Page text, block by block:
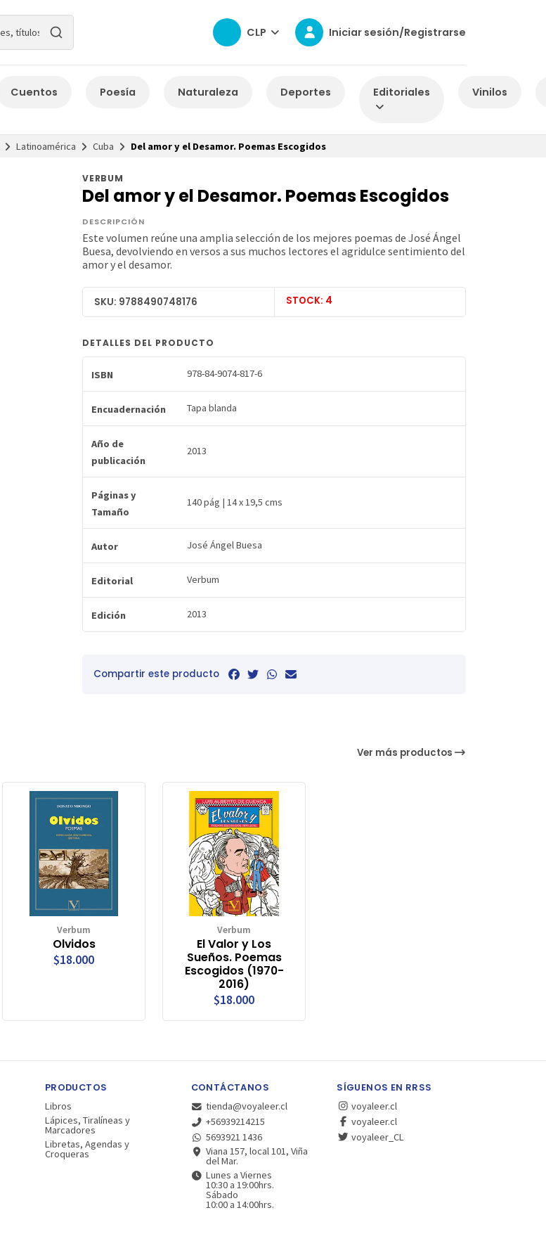
CLP Iniciar sesión/Registrarse
Cuentos Poesía Naturaleza Deportes Editoriales Vinilos
Latinoamérica Cuba Del amor y el Desamor. Poemas Escogidos
VERBUM
Del amor y el Desamor. Poemas Escogidos
DESCRIPCIÓN
Este volumen reúne una amplia selección de los mejores poemas de José Ángel
Buesa, devolviendo en versos a sus muchos lectores el agridulce sentimiento del
amor y el desamor.
SKU: 9788490748176 STOCK: 4
DETALLES DEL PRODUCTO
ISBN 978-84-9074-817-6
Encuadernación Tapa blanda
Año de
publicación
2013
Páginas y
Tamaño
140 pág | 14 x 19,5 cms
Autor José Ángel Buesa
Editorial Verbum
Edición 2013
Compartir este producto
Ver más productos
Verbum
Olvidos
$18.000
Verbum
El Valor y Los
Sueños. Poemas
Escogidos (1970-
2016)
$18.000
PRODUCTOS
Libros
Lápices, Tiralíneas y
Marcadores
Libretas, Agendas y
Croqueras
CONTÁCTANOS
tienda@voyaleer.cl
+56939214215
5693921 1436
Viana 157, local 101, Viña
del Mar.
Lunes a Viernes
10:30 a 19:00hrs.
Sábado
10:00 a 14:00hrs.
SÍGUENOS EN RRSS
voyaleer.cl
voyaleer.cl
voyaleer_CL